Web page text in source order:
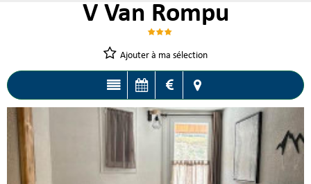
V Van Rompu
Ajouter à ma sélection